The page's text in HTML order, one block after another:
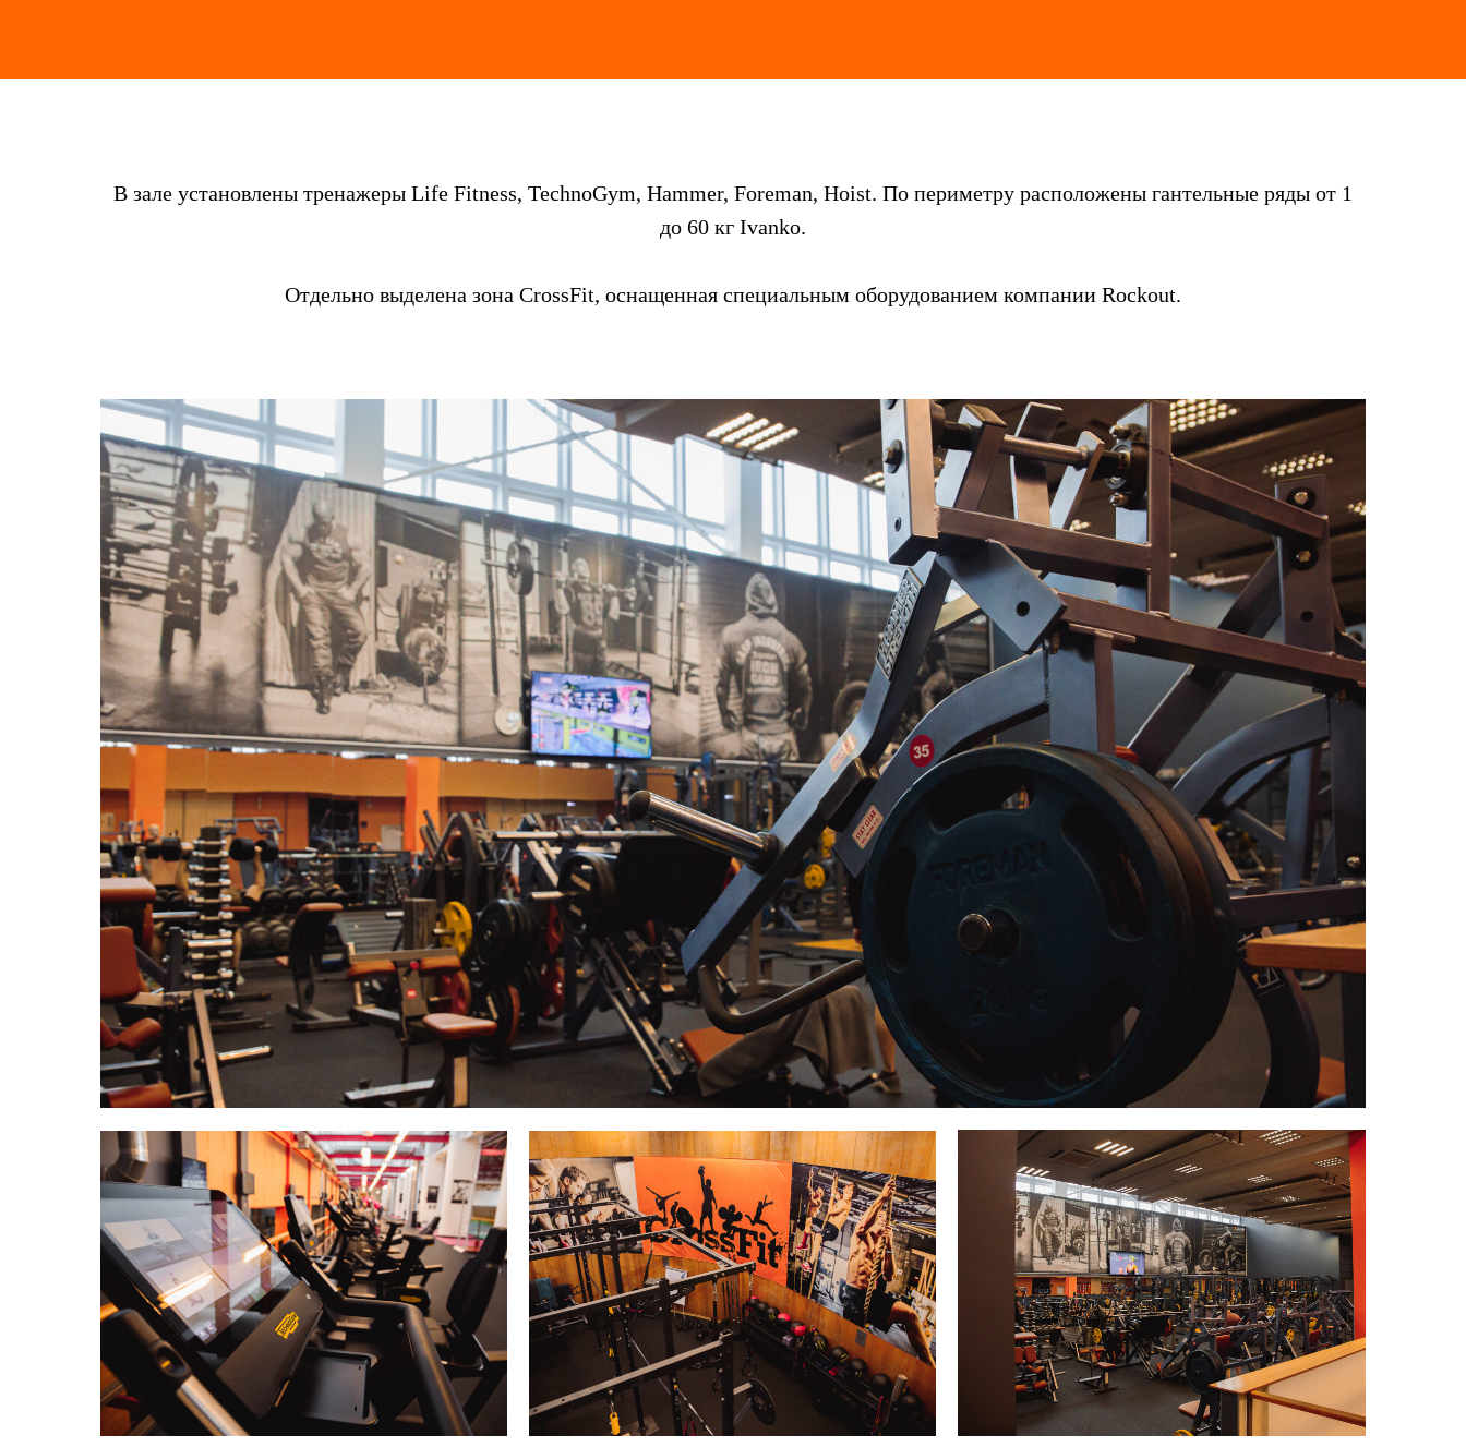
В зале установлены тренажеры Life Fitness, TechnoGym, Hammer, Foreman, Hoist. По периметру расположены гантельные ряды от 1
до 60 кг Ivanko.
Отдельно выделена зона CrossFit, оснащенная специальным оборудованием компании Rockout.